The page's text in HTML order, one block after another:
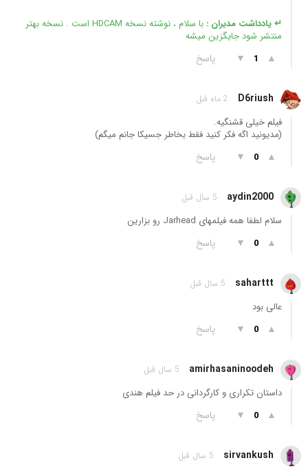
↵ یادداشت مدیران :
با سلام ، نوشته نسخه HDCAM است . نسخه بهتر
منتشر شود جایگزین میشه
▲
1
▼ پاسخ
D6riush 2 ماه قبل
فیلم خیلی قشنگیه.
(مدیونید اگه فکر کنید فقط بخاطر جسیکا جانم میگم)
▲
0
▼ پاسخ
aydin2000 5 سال قبل
سلام لطفا همه فیلمهای Jarhead رو بزارین
▲
0
▼ پاسخ
saharttt 5 سال قبل
عالی بود
▲
0
▼ پاسخ
amirhasaninoodeh 5 سال قبل
داستان تکراری و کارگردانی در حد فیلم هندی
▲
0
▼ پاسخ
sirvankush 5 سال قبل